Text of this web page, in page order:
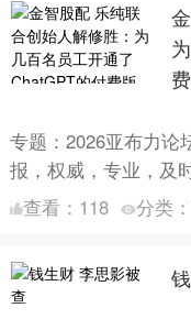
专题：2026亚布力论
报，权威，专业，及
3月17日，2026亚布
查看： 118 分类：